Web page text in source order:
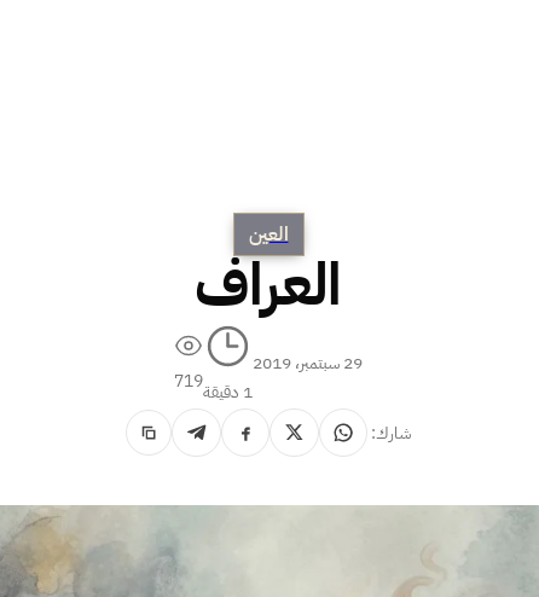
العين
العراف
29 سبتمبر، 2019
1 دقيقة
719
شارك: